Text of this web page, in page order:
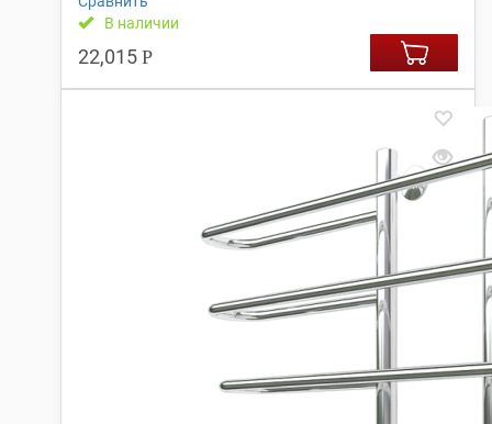
В наличии
22,015 Р